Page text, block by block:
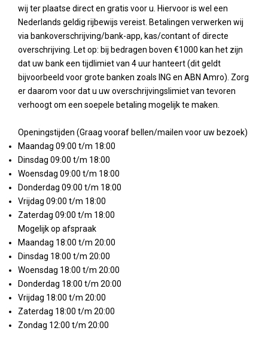
wij ter plaatse direct en gratis voor u. Hiervoor is wel een
Nederlands geldig rijbewijs vereist. Betalingen verwerken wij
via bankoverschrijving/bank-app, kas/contant of directe
overschrijving. Let op: bij bedragen boven €1000 kan het zijn
dat uw bank een tijdlimiet van 4 uur hanteert (dit geldt
bijvoorbeeld voor grote banken zoals ING en ABN Amro). Zorg
er daarom voor dat u uw overschrijvingslimiet van tevoren
verhoogt om een soepele betaling mogelijk te maken.
Openingstijden (Graag vooraf bellen/mailen voor uw bezoek)
Maandag 09:00 t/m 18:00
Dinsdag 09:00 t/m 18:00
Woensdag 09:00 t/m 18:00
Donderdag 09:00 t/m 18:00
Vrijdag 09:00 t/m 18:00
Zaterdag 09:00 t/m 18:00
Mogelijk op afspraak
Maandag 18:00 t/m 20:00
Dinsdag 18:00 t/m 20:00
Woensdag 18:00 t/m 20:00
Donderdag 18:00 t/m 20:00
Vrijdag 18:00 t/m 20:00
Zaterdag 18:00 t/m 20:00
Zondag 12:00 t/m 20:00